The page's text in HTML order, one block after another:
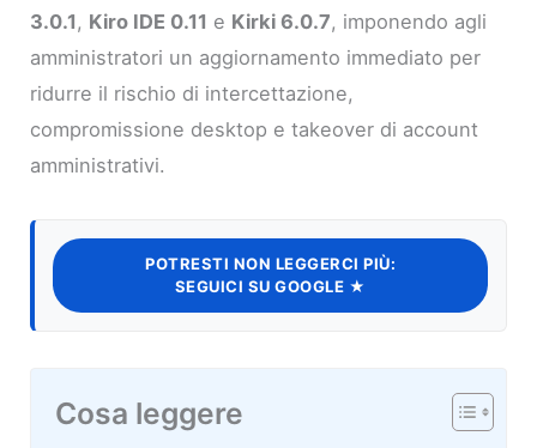
3.0.1 , Kiro IDE 0.11 e Kirki 6.0.7, imponendo agli
amministratori un aggiornamento immediato per
ridurre il rischio di intercettazione,
compromissione desktop e takeover di account
amministrativi.
POTRESTI NON LEGGERCI PIÙ:
SEGUICI SU GOOGLE ★
Cosa leggere